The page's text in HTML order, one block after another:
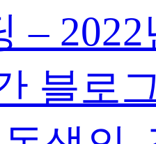
–
블로